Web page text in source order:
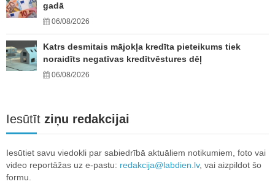
gadā
06/08/2026
Katrs desmitais mājokļa kredīta pieteikums tiek
noraidīts negatīvas kredītvēstures dēļ
06/08/2026
Iesūtīt ziņu redakcijai
Iesūtiet savu viedokli par sabiedrībā aktuāliem notikumiem, foto vai
video reportāžas uz e-pastu: redakcija@labdien.lv, vai aizpildot šo
formu.